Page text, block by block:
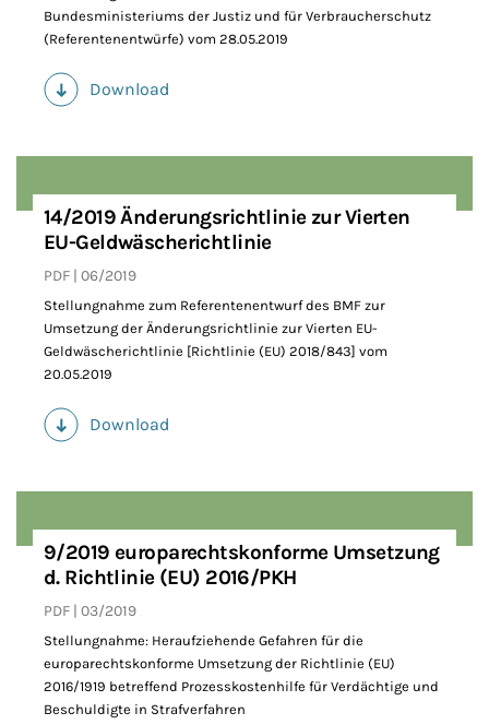
Bundesministeriums der Justiz und für Verbraucherschutz
(Referentenentwürfe) vom 28.05.2019
Download
(PDF)
14/2019 Änderungsrichtlinie zur Vierten
EU-Geldwäscherichtlinie
PDF 06/2019
Stellungnahme zum Referentenentwurf des BMF zur
Umsetzung der Änderungsrichtlinie zur Vierten EU-
Geldwäscherichtlinie [Richtlinie (EU) 2018/843] vom
20.05.2019
Download
(PDF)
9/2019 europarechtskonforme Umsetzung
d. Richtlinie (EU) 2016/PKH
PDF 03/2019
Stellungnahme: Heraufziehende Gefahren für die
europarechtskonforme Umsetzung der Richtlinie (EU)
2016/1919 betreffend Prozesskostenhilfe für Verdächtige und
Beschuldigte in Strafverfahren